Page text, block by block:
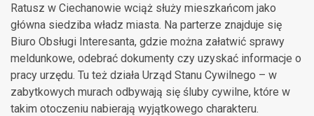
Ratusz w Ciechanowie wciąż służy mieszkańcom jako
główna siedziba władz miasta. Na parterze znajduje się
Biuro Obsługi Interesanta, gdzie można załatwić sprawy
meldunkowe, odebrać dokumenty czy uzyskać informacje o
pracy urzędu. Tu też działa Urząd Stanu Cywilnego – w
zabytkowych murach odbywają się śluby cywilne, które w
takim otoczeniu nabierają wyjątkowego charakteru.